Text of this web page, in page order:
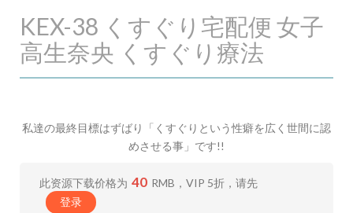
KEX-38 くすぐり宅配便 女子
高生奈央 くすぐり療法
私達の最終目標はずばり「くすぐりという性癖を広く世間に認
めさせる事」です!!
此资源下载价格为 40 RMB，VIP 5折，请先
登录